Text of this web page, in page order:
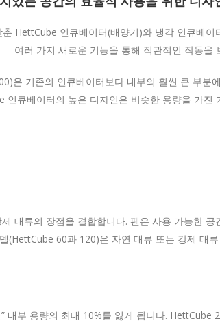
HettCube 인큐베이터(배양기)와 냉각 인큐베이
여러 가지 새로운 기능을 통해 직관적인 작동을
은 기존의 인큐베이터보다 내부의 훨씬 큰 부분
큐베이터의 높은 디자인은 비슷한 용량을 가
대류의 장점을 결합합니다. 팬은 사용 가능한
(HettCube 60과 120)은 자연 대류 또는 강제 대
내부 용량의 최대 10%를 잃게 됩니다.